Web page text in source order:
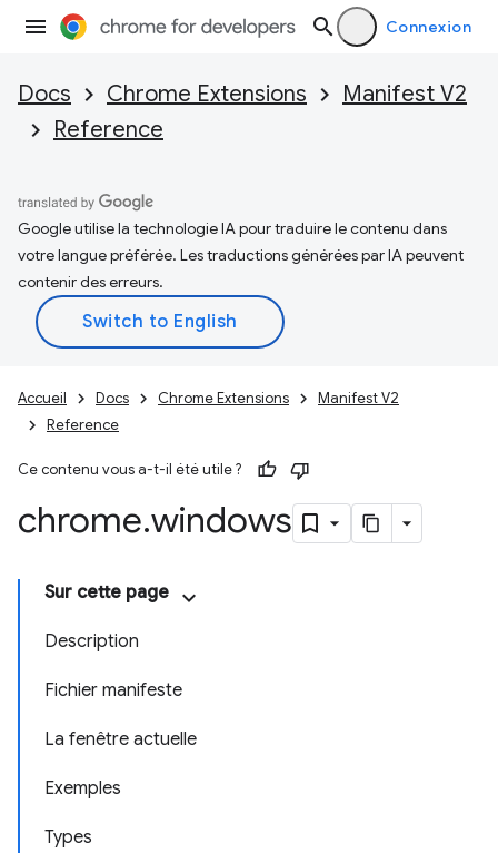
Connexion
Docs Chrome Extensions
Manifest V2
Reference
Google utilise la technologie IA pour traduire le contenu dans
votre langue préférée. Les traductions générées par IA peuvent
contenir des erreurs.
Accueil Docs Chrome Extensions
Manifest V2
Reference
Ce contenu vous a-t-il été utile ?
chrome.windows
Sur cette page
Description
Fichier manifeste
La fenêtre actuelle
Exemples
Types